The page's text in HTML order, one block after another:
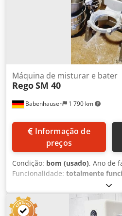
nossa grande exposição de
Babenhausen 1 790 km
Máquina de misturar e bater
RegoSM 40
preços
Condição: bom (usado), Ano de
Funcionalidade: totalmente
, fusível
de entrada:50 Hz, peso em
batedeira Rego Modelo: SM 40